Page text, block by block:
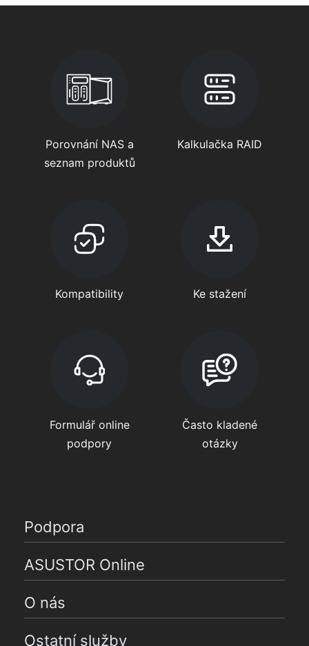
Porovnání NAS a
seznam produktů
Kalkulačka RAID
Kompatibility Ke stažení
Formulář online
podpory
Často kladené
otázky
Podpora
ASUSTOR Online
O nás
Ostatní služby